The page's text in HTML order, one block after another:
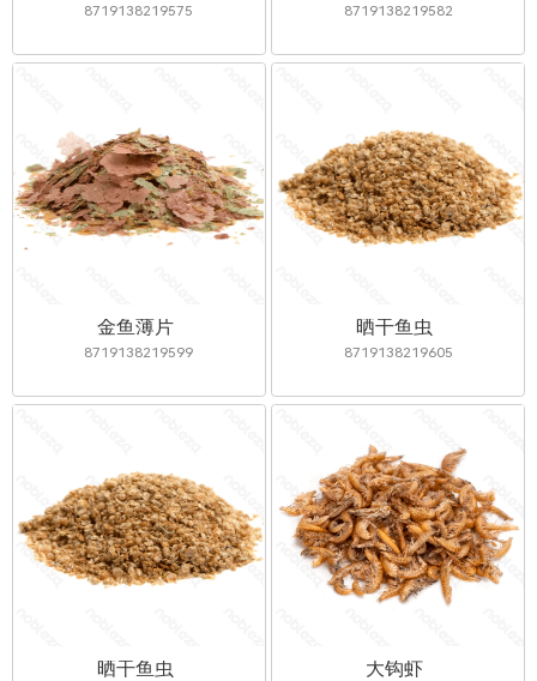
8719138219575 8719138219582
金鱼薄片
8719138219599
晒干鱼虫
8719138219605
晒干鱼虫 大钩虾